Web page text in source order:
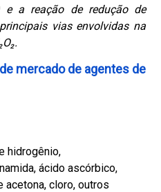
e a reação de redução de
vias envolvidas na
mercado de agentes de
hidrogênio,
ácido ascórbico,
acetona, cloro, outros